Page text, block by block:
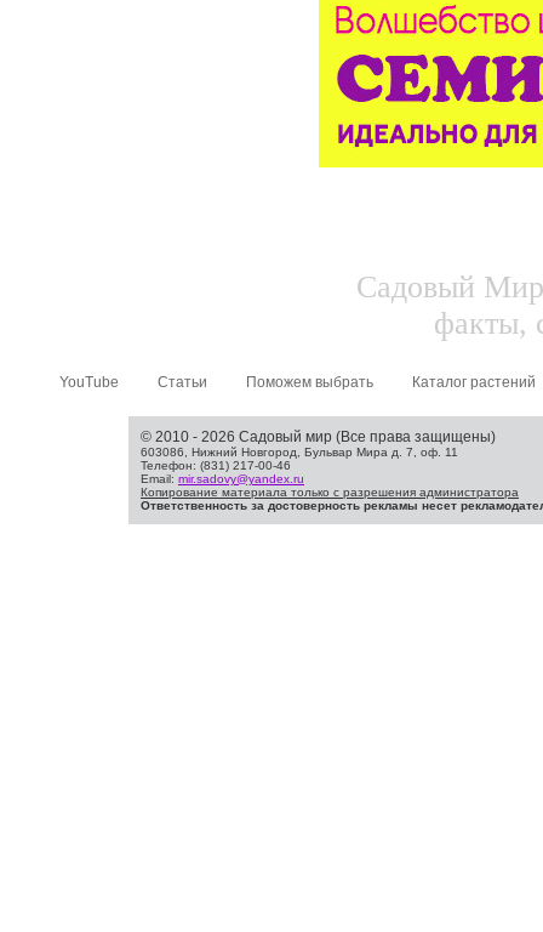
Садовый
факты,
YouTube Статьи Поможем выбрать Каталог растений
© 2010 - 2026 Садовый мир (Все права защищены)
603086, Нижний Новгород, Бульвар Мира д. 7, оф. 11
Телефон: (831) 217-00-46
Email: mir.sadovy@yandex.ru
Копирование материала только с разрешения администратора
Ответственность за достоверность рекламы несет